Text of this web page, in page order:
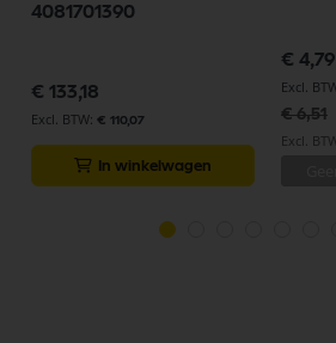
4081701390
€ 133,18
€ 110,07
In winkelwagen
Speciale
prijs
€ 4,79
€ 6,51